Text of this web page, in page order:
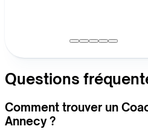
Questions
Comment trouver un
Annecy ?